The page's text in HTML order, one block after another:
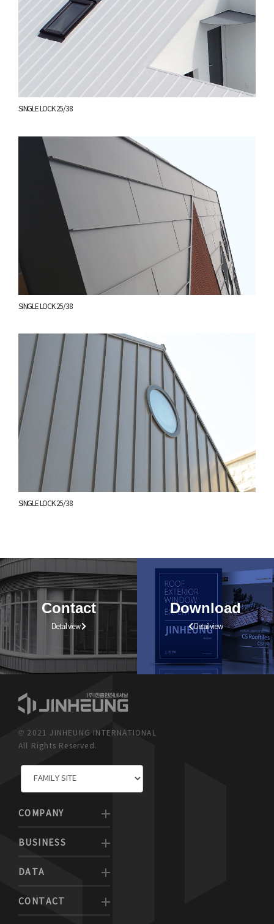
SINGLE LOCK 25/38
SINGLE LOCK 25/38
SINGLE LOCK 25/38
Contact
Detail view
Download
Detail view
© 2021 JINHEUNG INTERNATIONAL
All Rights Reserved.
COMPANY
BUSINESS
DATA
CONTACT